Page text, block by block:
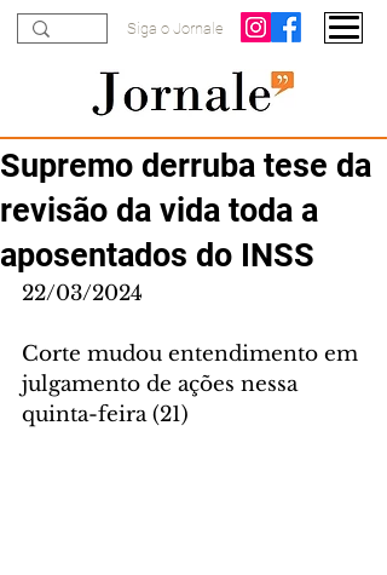
Siga o Jornale
Supremo derruba tese da
revisão da vida toda a
aposentados do INSS
22/03/2024
Corte mudou entendimento em
julgamento de ações nessa
quinta-feira (21)